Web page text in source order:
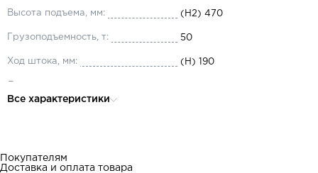
Высота подъема, мм: (H2) 470
Грузоподъемность, т: 50
Ход штока, мм: (H) 190
Все характеристики
Покупателям
Доставка и оплата товара